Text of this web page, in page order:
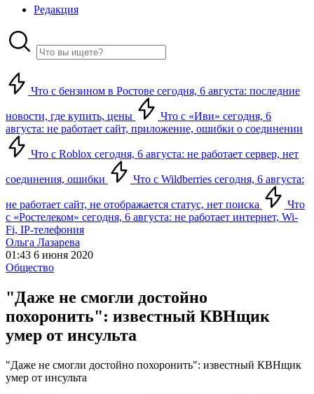
Редакция
Что с бензином в Ростове сегодня, 6 августа: последние
новости, где купить, цены
Что с «Иви» сегодня, 6
августа: не работает сайт, приложение, ошибки о соединении
Что с Roblox сегодня, 6 августа: не работает сервер, нет
соединения, ошибки Что с Wildberries сегодня, 6 августа:
не работает сайт, не отображается статус, нет поиска
Что
с «Ростелеком» сегодня, 6 августа: не работает интернет, Wi-
Fi, IP-телефония
Ольга Лазарева
01:43 6 июня 2020
Общество
"Даже не смогли достойно
похоронить": известный КВНщик
умер от инсульта
"Даже не смогли достойно похоронить": известный КВНщик
умер от инсульта